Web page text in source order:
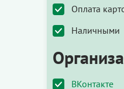
Оплата
Наличными
ВКонтакте